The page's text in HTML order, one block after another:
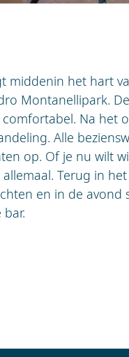
middenin het hart
Montanellipark.
Na het
Alle
op. Of je nu wilt
Terug in
en in de avond